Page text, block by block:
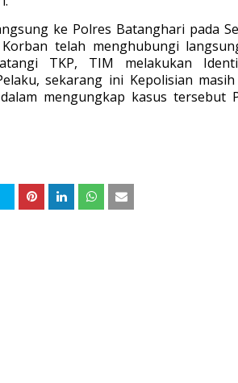
ke Polres Batanghari pada
telah menghubungi
TKP, TIM melakukan
sekarang ini Kepolisian
mengungkap kasus tersebut